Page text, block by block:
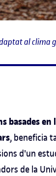
al clima
basades
, beneficia
d'un
de la